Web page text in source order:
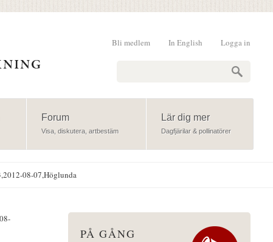
Logga in
In English
Bli medlem
Forum
Visa, diskutera, artbestäm
Lär dig mer
Dagfjärilar & pollinatörer
08-07,Höglunda
PÅ GÅNG